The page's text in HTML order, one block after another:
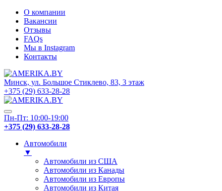
О компании
Вакансии
Отзывы
FAQs
Мы в Instagram
Контакты
Минск, ул. Большое Стиклево, 83, 3 этаж
+375 (29) 633-28-28
Пн-Пт: 10:00-19:00
+375 (29) 633-28-28
Автомобили
▼
Автомобили из США
Автомобили из Канады
Автомобили из Европы
Автомобили из Китая